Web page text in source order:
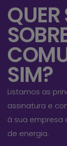
SIM?
Listamos as
assinatura e
à sua empresa
de energia.